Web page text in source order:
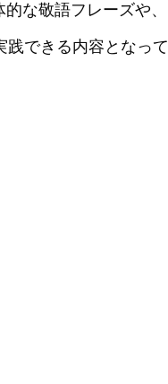
な敬語フレーズや、
できる内容となって